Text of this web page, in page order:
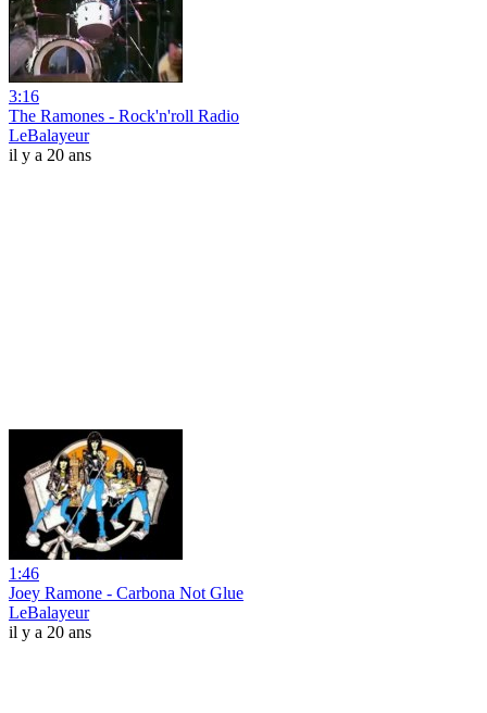
3:16
The Ramones - Rock'n'roll Radio
LeBalayeur
il y a 20 ans
1:46
Joey Ramone - Carbona Not Glue
LeBalayeur
il y a 20 ans